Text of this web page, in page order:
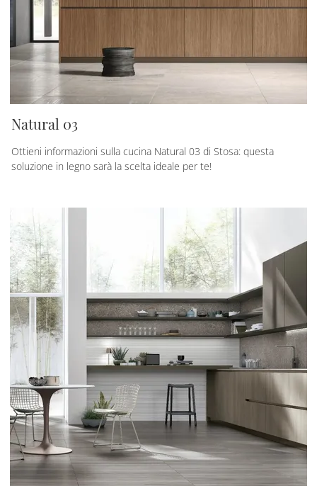
Natural 03
Ottieni informazioni sulla cucina Natural 03 di Stosa: questa
soluzione in legno sarà la scelta ideale per te!